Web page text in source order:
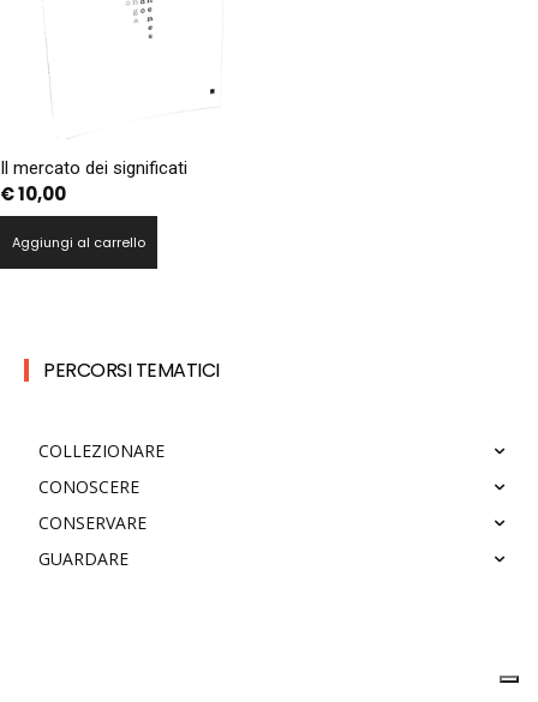
Il mercato dei significati
€10,00
Aggiungi al carrello
PERCORSI TEMATICI
COLLEZIONARE
CONOSCERE
CONSERVARE
GUARDARE